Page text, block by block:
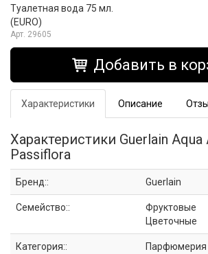
Туалетная вода 75 мл.
(EURO)
29605
Добавить в
Характеристики Описание
Характеристики Guerlain
Passiflora
Бренд:: Guerlain
Семейство::
Фруктовые
Цветочные
Категория:: Парфюмерия